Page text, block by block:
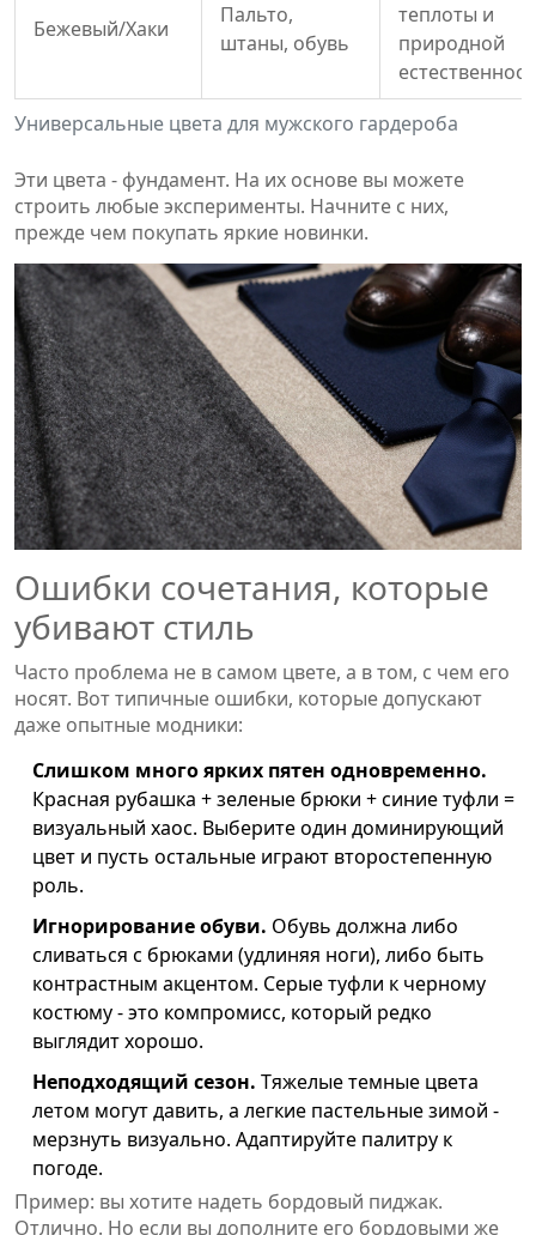
Универсальные цвета для мужского гардероба
Бежевый/Хаки
Пальто,
штаны, обувь
теплоты и
природной
Эти цвета - фундамент. На их основе вы можете
строить любые эксперименты. Начните с них,
прежде чем покупать яркие новинки.
Ошибки сочетания, которые
убивают стиль
Часто проблема не в самом цвете, а в том, с чем его
носят. Вот типичные ошибки, которые допускают
даже опытные модники:
Слишком много ярких пятен одновременно.
Красная рубашка + зеленые брюки + синие туфли =
визуальный хаос. Выберите один доминирующий
цвет и пусть остальные играют второстепенную
роль.
Игнорирование обуви. Обувь должна либо
сливаться с брюками (удлиняя ноги), либо быть
контрастным акцентом. Серые туфли к черному
костюму - это компромисс, который редко
выглядит хорошо.
Неподходящий сезон. Тяжелые темные цвета
летом могут давить, а легкие пастельные зимой -
мерзнуть визуально. Адаптируйте палитру к
погоде.
Пример: вы хотите надеть бордовый пиджак.
Отлично. Но если вы дополните его бордовыми же